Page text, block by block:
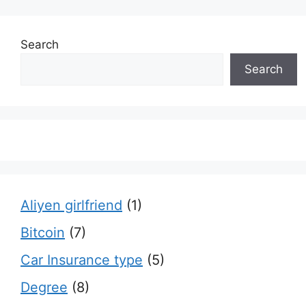
Search
Search
Aliyen girlfriend (1)
Bitcoin (7)
Car Insurance type (5)
Degree (8)